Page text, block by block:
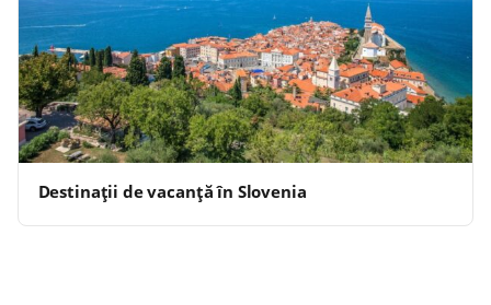
Destinații de vacanță în Slovenia